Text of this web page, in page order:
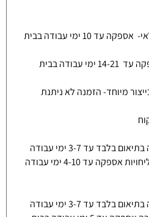
* ארונות אמבטיה בייבוא ממלאי- אספקה עד 10 ימי עבודה בבית
* ארונות אמבטיה בייצור- אספקה עד 14-21 ימי עבודה בבית
מיוחד- הזמנה לא ניתנת
עד 3-7 ימי עבודה
* שליח עד הבית ע"י חברת שליחויות אספקה עד 4-10 ימי עבודה
עד 3-7 ימי עבודה